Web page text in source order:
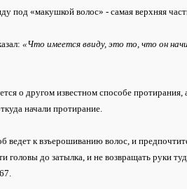
под «макушкой волос» - самая верхняя
«Что имеется ввиду, это то, что он
о другом известном способе
начали протирание.
ведет к взъерошиванию волос, и
головы до затылка, и не возвращать руки